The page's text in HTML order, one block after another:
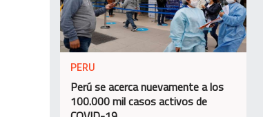
PERU
Perú se acerca nuevamente a los
100.000 mil casos activos de